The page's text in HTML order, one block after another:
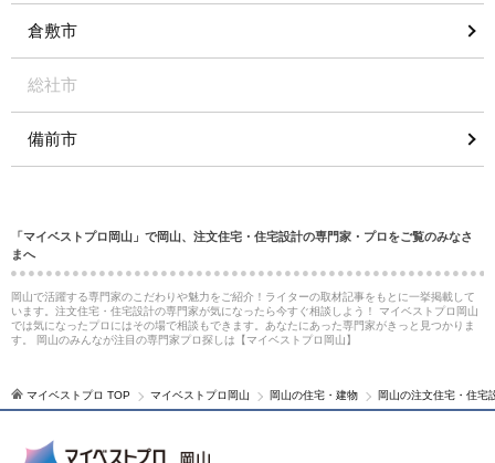
倉敷市
総社市
備前市
「マイベストプロ岡山」で岡山、注文住宅・住宅設計の専門家・プロをご覧のみなさ
まへ
岡山で活躍する専門家のこだわりや魅力をご紹介！ライターの取材記事をもとに一挙掲載して
います。注文住宅・住宅設計の専門家が気になったら今すぐ相談しよう！ マイベストプロ岡山
では気になったプロにはその場で相談もできます。あなたにあった専門家がきっと見つかりま
す。 岡山のみんなが注目の専門家プロ探しは【マイベストプロ岡山】
マイベストプロ TOP マイベストプロ岡山 岡山の住宅・建物 岡山の注文住宅・住宅